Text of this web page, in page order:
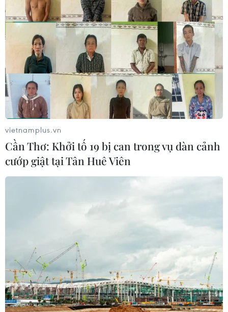
vietnamplus.vn
Cần Thơ: Khởi tố 19 bị can trong vụ dàn cảnh
cướp giật tại Tân Huê Viên